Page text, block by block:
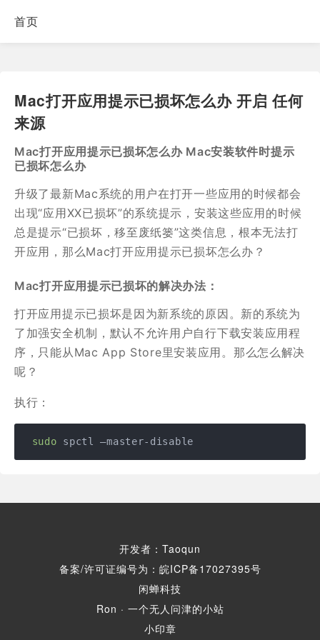
首页
Mac打开应用提示已损坏怎么办 开启 任何
来源
Mac打开应用提示已损坏怎么办 Mac安装软件时提示
已损坏怎么办
升级了最新Mac系统的用户在打开一些应用的时候都会
出现“应用XX已损坏”的系统提示，安装这些应用的时候
总是提示“已损坏，移至废纸篓”这类信息，根本无法打
开应用，那么Mac打开应用提示已损坏怎么办？
Mac打开应用提示已损坏的解决办法：
打开应用提示已损坏是因为新系统的原因。新的系统为
了加强安全机制，默认不允许用户自行下载安装应用程
序，只能从Mac App Store里安装应用。那么怎么解决
呢？
执行：
sudo spctl —master-disable
开发者：Taoqun
备案/许可证编号为：皖ICP备17027395号
闲蝉科技
Ron · 一个无人问津的小站
小印章